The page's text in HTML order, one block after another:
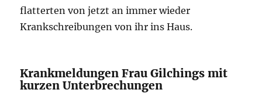
flatterten von jetzt an immer wieder
Krankschreibungen von ihr ins Haus.
Krankmeldungen Frau Gilchings mit
kurzen Unterbrechungen